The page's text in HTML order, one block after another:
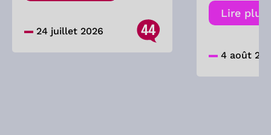
24 juillet 2026 44
Lire plus
4 août